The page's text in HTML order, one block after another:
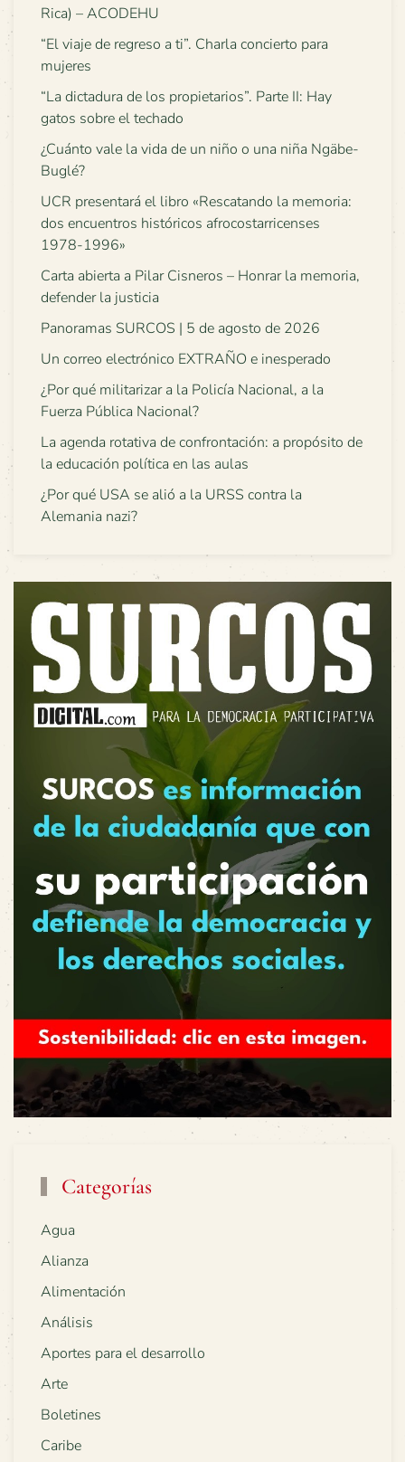
Rica) – ACODEHU
“El viaje de regreso a ti”. Charla concierto para
mujeres
“La dictadura de los propietarios”. Parte II: Hay
gatos sobre el techado
¿Cuánto vale la vida de un niño o una niña Ngäbe-
Buglé?
UCR presentará el libro «Rescatando la memoria:
dos encuentros históricos afrocostarricenses
1978-1996»
Carta abierta a Pilar Cisneros – Honrar la memoria,
defender la justicia
Panoramas SURCOS | 5 de agosto de 2026
Un correo electrónico EXTRAÑO e inesperado
¿Por qué militarizar a la Policía Nacional, a la
Fuerza Pública Nacional?
La agenda rotativa de confrontación: a propósito de
la educación política en las aulas
¿Por qué USA se alió a la URSS contra la
Alemania nazi?
Categorías
Agua
Alianza
Alimentación
Análisis
Aportes para el desarrollo
Arte
Boletines
Caribe